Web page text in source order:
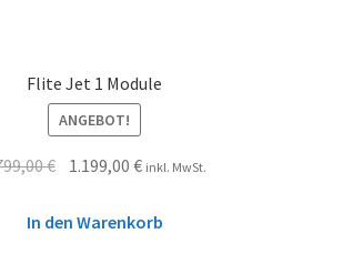
Flite Jet 1 Module
ANGEBOT!
€ 1.199,00€ inkl. MwSt.
In den Warenkorb